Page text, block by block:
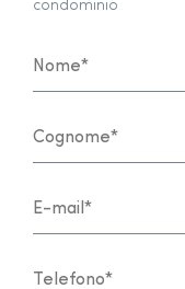
condominio